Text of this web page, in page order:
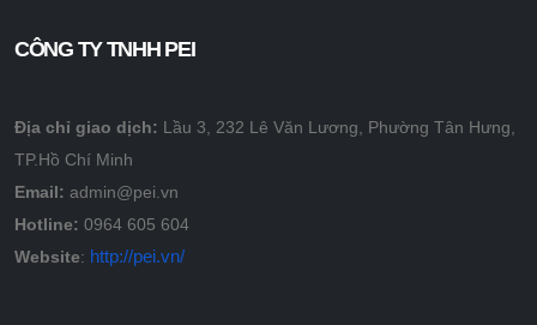
CÔNG TY TNHH PEI
Địa chỉ giao dịch: Lầu 3, 232 Lê Văn Lương, Phường Tân Hưng,
TP.Hồ Chí Minh
Email: admin@pei.vn
Hotline: 0964 605 604
Website: http://pei.vn/